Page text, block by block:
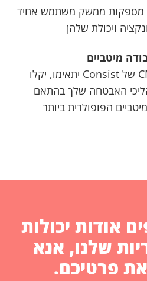
מספקות ממשק משתמש אחיד
ויכולת שלהן
מיטביים
פתרונות IMS ו-CMS של Consist יתאימו, יקלו
האבטחה שלך בהתאם
הפופולרית ביותר
אודות יכולות
שלנו, אנא
פרטיכם.